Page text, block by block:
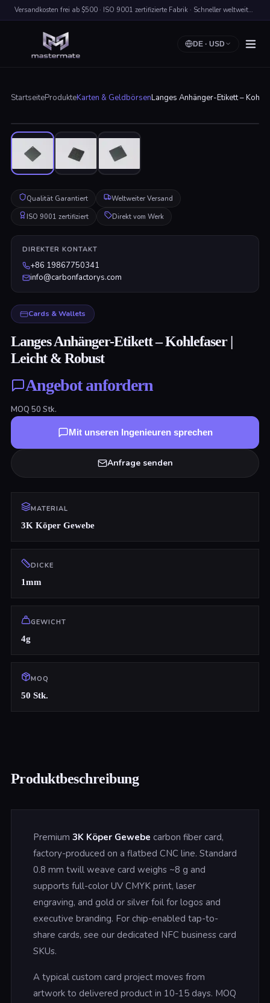
Versandkosten frei ab $500 · ISO 9001 zertifizierte Fabrik · Schneller weltweiter Versand
DE· USD
StartseiteProdukteKarten & GeldbörsenLanges Anhänger-Etikett –
Qualität Garantiert
Weltweiter Versand
ISO 9001 zertifiziert
Direkt vom Werk
DIREKTER KONTAKT
+86 19867750341
info@carbonfactorys.com
Cards & Wallets
Langes Anhänger-Etikett – Kohlefaser |
Leicht & Robust
Angebot anfordern
MOQ 50 Stk.
Mit unseren Ingenieuren sprechen
Anfrage senden
MATERIAL
3K Köper Gewebe
DICKE
1mm
GEWICHT
4g
MOQ
50 Stk.
Produktbeschreibung
Premium 3K Köper Gewebe carbon fiber card,
factory-produced on a flatbed CNC line. Standard
0.8 mm twill weave card weighs ~8 g and
supports full-color UV CMYK print, laser
engraving, and gold or silver foil for logos and
executive branding. For chip-enabled tap-to-
share cards, see our dedicated NFC business card
SKUs.
A typical custom card project moves from
artwork to delivered product in 10-15 days. MOQ